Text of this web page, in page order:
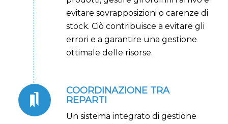
evitare sovrapposizioni o carenze di
stock. Ciò contribuisce a evitare gli
errori e a garantire una gestione
ottimale delle risorse.
COORDINAZIONE TRA
REPARTI
Un sistema integrato di gestione